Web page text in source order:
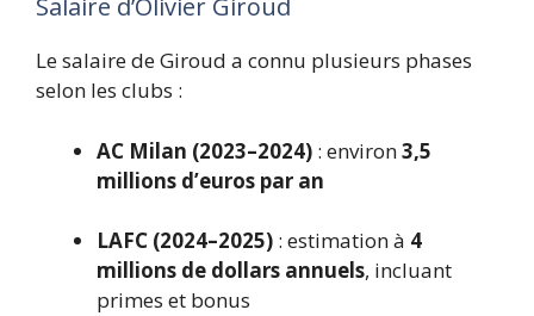
Salaire d’Olivier Giroud
Le salaire de Giroud a connu plusieurs phases
selon les clubs :
AC Milan (2023–2024) : environ3,5
millions d’euros par an
LAFC (2024–2025) : estimation à 4
millions de dollars annuels, incluant
primes et bonus